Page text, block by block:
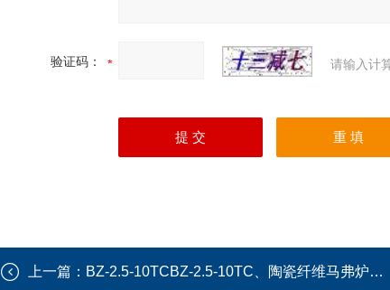
验证码： 请输入计
上一篇： BZ-2.5-10TCBZ-2.5-10TC、陶瓷纤维马弗炉、实验室电炉、灰化炉